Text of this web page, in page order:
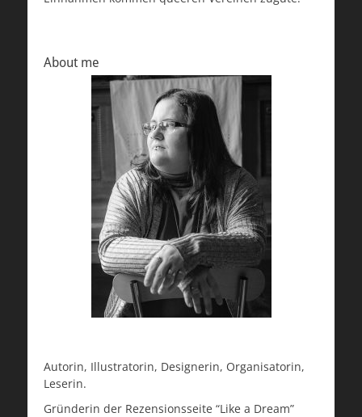
About me
Autorin, Illustratorin, Designerin, Organisatorin,
Leserin.
Gründerin der Rezensionsseite “Like a Dream”